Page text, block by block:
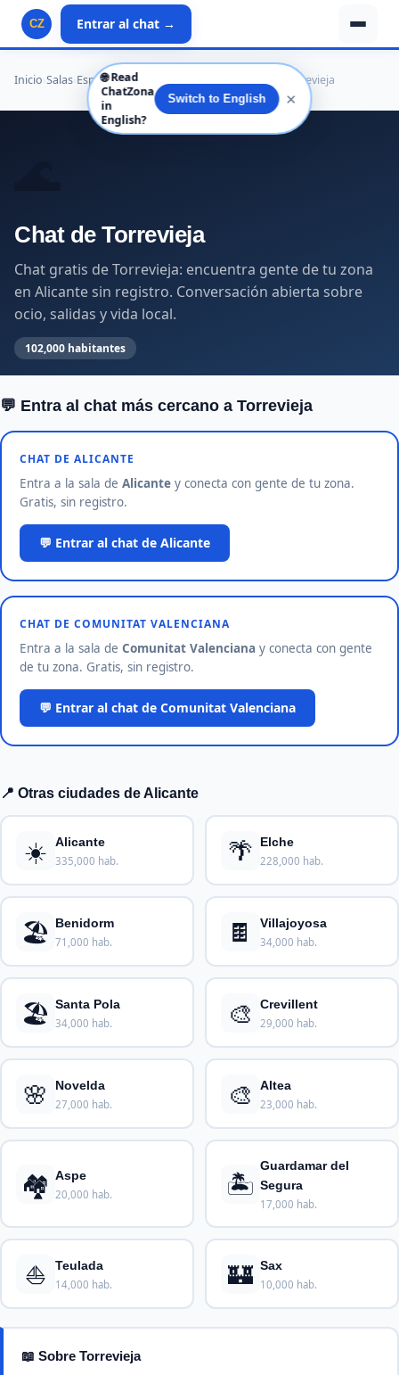
CZ Entrar al chat →
Inicio Salas España›Comunitat Valenciana Torrevieja
Chat de Torrevieja
Chat gratis de Torrevieja: encuentra gente de tu zona
en Alicante sin registro. Conversación abierta sobre
ocio, salidas y vida local.
102,000 habitantes
💬 Entra al chat más cercano a Torrevieja
CHAT DE ALICANTE
Entra a la sala de Alicante y conecta con gente de tu zona.
Gratis, sin registro.
💬 Entrar al chat de Alicante
CHAT DE COMUNITAT VALENCIANA
Entra a la sala de Comunitat Valenciana y conecta con gente
de tu zona. Gratis, sin registro.
💬 Entrar al chat de Comunitat Valenciana
📍 Otras ciudades de Alicante
☀️ Alicante
335,000 hab. 🌴 Elche
228,000 hab.
🏖️ Benidorm
71,000 hab. 🍫 Villajoyosa
34,000 hab.
🏖️ Santa Pola
34,000 hab. 🎨 Crevillent
29,000 hab.
🌸 Novelda
27,000 hab. 🎨 Altea
23,000 hab.
🏘️ Aspe
20,000 hab. 🏝️
Guardamar del
Segura
17,000 hab.
⛵ Teulada
14,000 hab. 🏰 Sax
10,000 hab.
📖 Sobre Torrevieja
🌐 Read
ChatZona
in
English?
Switch to English ✕